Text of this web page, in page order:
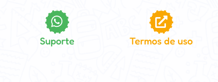
Suporte Termos de uso